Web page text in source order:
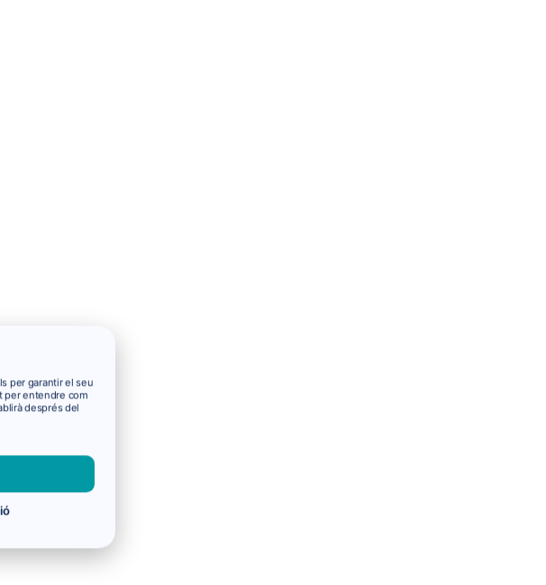
per garantir el seu
per entendre com
després del